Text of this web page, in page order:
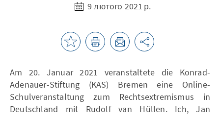
9 лютого 2021 р.
Am 20. Januar 2021 veranstaltete die Konrad-
Adenauer-Stiftung (KAS) Bremen eine Online-
Schulveranstaltung zum Rechtsextremismus in
Deutschland mit Rudolf van Hüllen. Ich, Jan